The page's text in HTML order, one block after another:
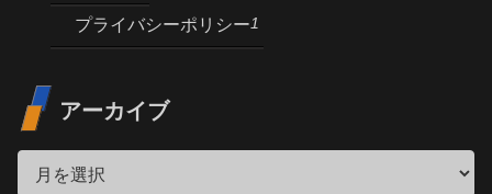
プライバシーポリシー1
アーカイブ